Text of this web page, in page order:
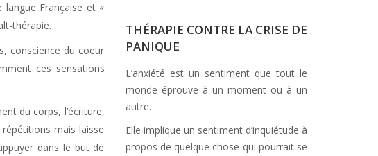
langue Française et «
thérapie.
conscience du coeur
ces sensations
du corps, l’écriture,
mais laisse
dans le but de
THÉRAPIE CONTRE LA CRISE DE
PANIQUE
L’anxiété est un sentiment que tout le
monde éprouve à un moment ou à un
autre.
Elle implique un sentiment d’inquiétude à
propos de quelque chose qui pourrait se